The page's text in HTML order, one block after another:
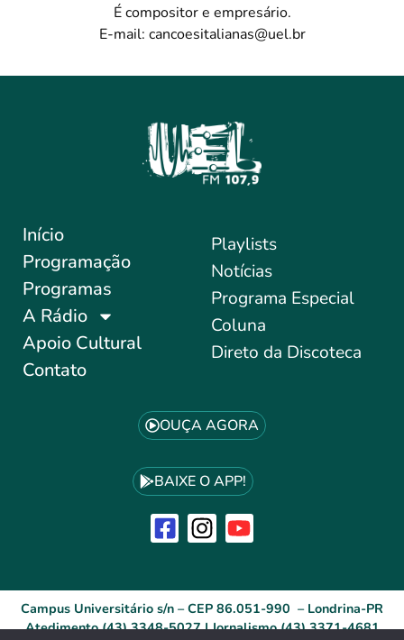
É compositor e empresário.
E-mail: cancoesitalianas@uel.br
Início
Programação
Programas
A Rádio
Apoio Cultural
Contato
Playlists
Notícias
Programa Especial
Coluna
Direto da Discoteca
OUÇA AGORA
BAIXE O APP!
Campus Universitário s/n – CEP 86.051-990 – Londrina-PR
Atedimento (43) 3348-5027 | Jornalismo (43) 3371-4681